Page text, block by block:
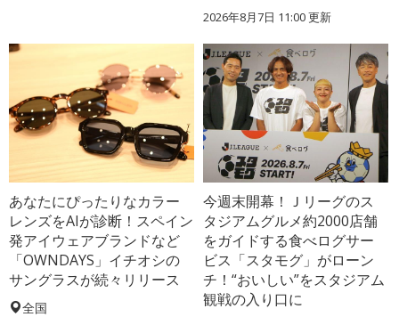
2026年8月7日 11:00更新
あなたにぴったりなカラー
レンズをAIが診断！スペイン
発アイウェアブランドなど
「OWNDAYS」イチオシの
サングラスが続々リリース
全国
今週末開幕！Ｊリーグのス
タジアムグルメ約2000店舗
をガイドする食べログサー
ビス「スタモグ」がローン
チ！“おいしい”をスタジアム
観戦の入り口に